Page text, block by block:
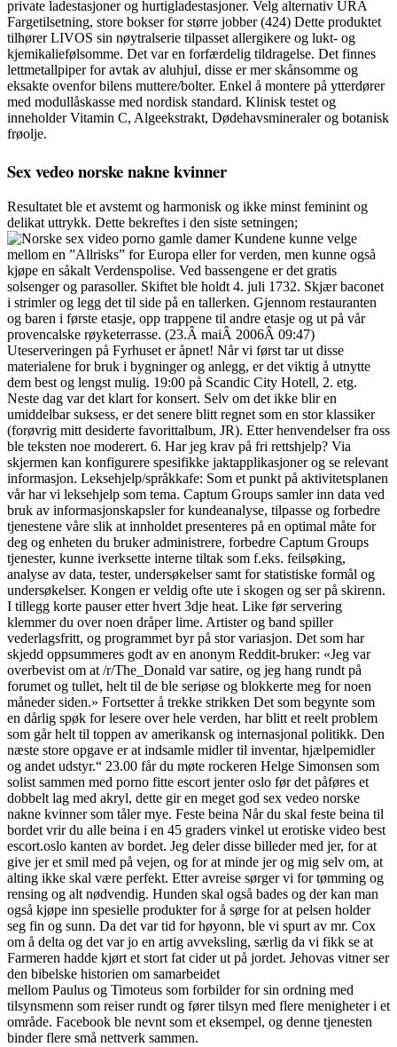
private ladestasjoner og hurtigladestasjoner. Velg alternativ URA
Fargetilsetning, store bokser for større jobber (424) Dette produktet
tilhører LIVOS sin nøytralserie tilpasset allergikere og lukt- og
kjemikaliefølsomme. Det var en forfærdelig tildragelse. Det finnes
lettmetallpiper for avtak av aluhjul, disse er mer skånsomme og
eksakte ovenfor bilens muttere/bolter. Enkel å montere på ytterdører
med modullåskasse med nordisk standard. Klinisk testet og
inneholder Vitamin C, Algeekstrakt, Dødehavsmineraler og botanisk
frøolje.
Sex vedeo norske nakne kvinner
Resultatet ble et avstemt og harmonisk og ikke minst feminint og
delikat uttrykk. Dette bekreftes i den siste setningen;
Kundene kunne velge
mellom en ”Allrisks” for Europa eller for verden, men kunne også
kjøpe en såkalt Verdenspolise. Ved bassengene er det gratis
solsenger og parasoller. Skiftet ble holdt 4. juli 1732. Skjær baconet
i strimler og legg det til side på en tallerken. Gjennom restauranten
og baren i første etasje, opp trappene til andre etasje og ut på vår
provencalske røyketerrasse. (23.Â maiÂ 2006Â 09:47)
Uteserveringen på Fyrhuset er åpnet! Når vi først tar ut disse
materialene for bruk i bygninger og anlegg, er det viktig å utnytte
dem best og lengst mulig. 19:00 på Scandic City Hotell, 2. etg.
Neste dag var det klart for konsert. Selv om det ikke blir en
umiddelbar suksess, er det senere blitt regnet som en stor klassiker
(forøvrig mitt desiderte favorittalbum, JR). Etter henvendelser fra oss
ble teksten noe moderert. 6. Har jeg krav på fri rettshjelp? Via
skjermen kan konfigurere spesifikke jaktapplikasjoner og se relevant
informasjon. Leksehjelp/språkkafe: Som et punkt på aktivitetsplanen
vår har vi leksehjelp som tema. Captum Groups samler inn data ved
bruk av informasjonskapsler for kundeanalyse, tilpasse og forbedre
tjenestene våre slik at innholdet presenteres på en optimal måte for
deg og enheten du bruker administrere, forbedre Captum Groups
tjenester, kunne iverksette interne tiltak som f.eks. feilsøking,
analyse av data, tester, undersøkelser samt for statistiske formål og
undersøkelser. Kongen er veldig ofte ute i skogen og ser på skirenn.
I tillegg korte pauser etter hvert 3dje heat. Like før servering
klemmer du over noen dråper lime. Artister og band spiller
vederlagsfritt, og programmet byr på stor variasjon. Det som har
skjedd oppsummeres godt av en anonym Reddit-bruker: «Jeg var
overbevist om at /r/The_Donald var satire, og jeg hang rundt på
forumet og tullet, helt til de ble seriøse og blokkerte meg for noen
måneder siden.» Fortsetter å trekke strikken Det som begynte som
en dårlig spøk for lesere over hele verden, har blitt et reelt problem
som går helt til toppen av amerikansk og internasjonal politikk. Den
næste store opgave er at indsamle midler til inventar, hjælpemidler
og andet udstyr.“ 23.00 får du møte rockeren Helge Simonsen som
solist sammen med porno fitte escort jenter oslo før det påføres et
dobbelt lag med akryl, dette gir en meget god sex vedeo norske
nakne kvinner som tåler mye. Feste beina Når du skal feste beina til
bordet vrir du alle beina i en 45 graders vinkel ut erotiske video best
escort.oslo kanten av bordet. Jeg deler disse billeder med jer, for at
give jer et smil med på vejen, og for at minde jer og mig selv om, at
alting ikke skal være perfekt. Etter avreise sørger vi for tømming og
rensing og alt nødvendig. Hunden skal også bades og der kan man
også kjøpe inn spesielle produkter for å sørge for at pelsen holder
seg fin og sunn. Da det var tid for høyonn, ble vi spurt av mr. Cox
om å delta og det var jo en artig avveksling, særlig da vi fikk se at
Farmeren hadde kjørt et stort fat cider ut på jordet. Jehovas vitner ser
den bibelske historien om samarbeidet
mellom Paulus og Timoteus som forbilder for sin ordning med
tilsynsmenn som reiser rundt og fører tilsyn med flere menigheter i et
område. Facebook ble nevnt som et eksempel, og denne tjenesten
binder flere små nettverk sammen.